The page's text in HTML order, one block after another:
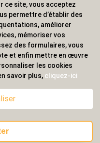
Boisson
Textile &
Casquette
Accessoires de
pour les
nationale, une
ce site, vous acceptez
permettre d’établir des
améliorer
mémoriser vos
des formulaires, vous
et enfin mettre en œuvre
les cookies
savoir plus, cliquez-ici